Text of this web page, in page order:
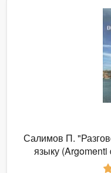
Салимов П.
языку